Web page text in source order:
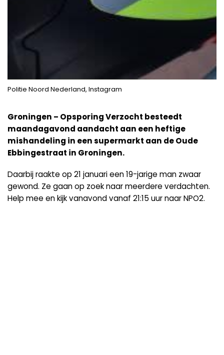
Politie Noord Nederland, Instagram
Groningen – Opsporing Verzocht besteedt
maandagavond aandacht aan een heftige
mishandeling in een supermarkt aan de Oude
Ebbingestraat in Groningen.
Daarbij raakte op 21 januari een 19-jarige man zwaar
gewond. Ze gaan op zoek naar meerdere verdachten.
Help mee en kijk vanavond vanaf 21:15 uur naar NPO2.